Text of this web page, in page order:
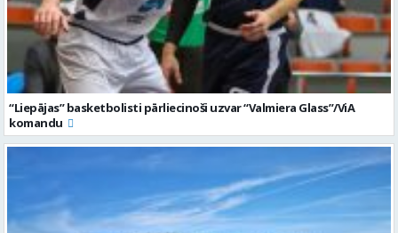
“Liepājas” basketbolisti pārliecinoši uzvar “Valmiera Glass”/ViA
komandu